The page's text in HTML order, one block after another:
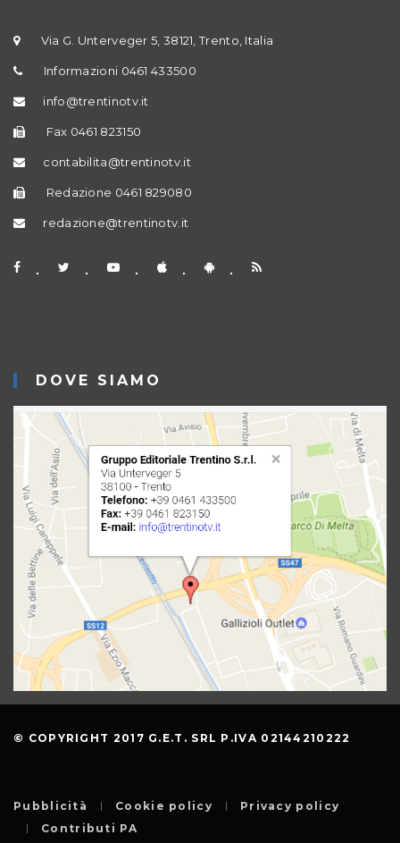
Via G. Unterveger 5, 38121, Trento, Italia
Informazioni 0461 433500
info@trentinotv.it
Fax 0461 823150
contabilita@trentinotv.it
Redazione 0461 829080
redazione@trentinotv.it
DOVE SIAMO
© COPYRIGHT 2017 G.E.T. SRL P.IVA 02144210222
Pubblicità Cookie policy
Privacy policy
Contributi PA